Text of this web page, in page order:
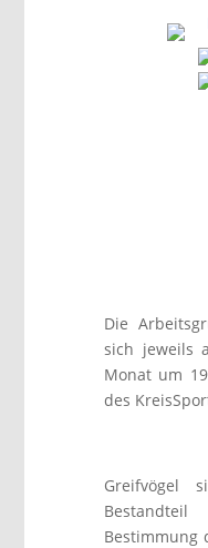
Die
sich jeweils
Monat um
des
Greifvögel
Bestimmung